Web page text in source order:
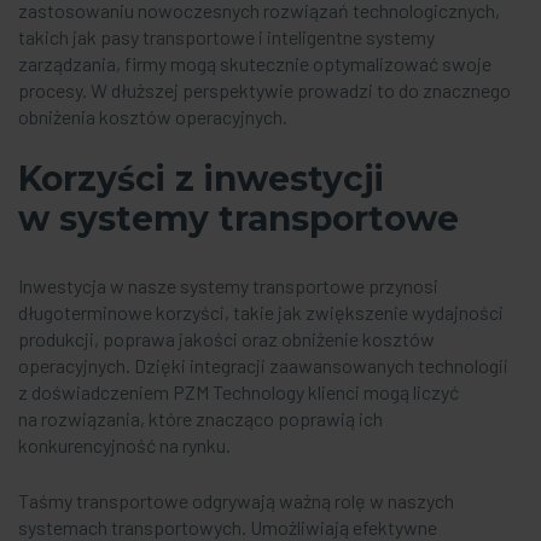
zastosowaniu nowoczesnych rozwiązań technologicznych,
takich jak pasy transportowe i inteligentne systemy
zarządzania, firmy mogą skutecznie optymalizować swoje
procesy. W dłuższej perspektywie prowadzi to do znacznego
obniżenia kosztów operacyjnych.
Korzyści z inwestycji
w systemy transportowe
Inwestycja w nasze systemy transportowe przynosi
długoterminowe korzyści, takie jak zwiększenie wydajności
produkcji, poprawa jakości oraz obniżenie kosztów
operacyjnych. Dzięki integracji zaawansowanych technologii
z doświadczeniem PZM Technology klienci mogą liczyć
na rozwiązania, które znacząco poprawią ich
konkurencyjność na rynku.
Taśmy transportowe odgrywają ważną rolę w naszych
systemach transportowych. Umożliwiają efektywne